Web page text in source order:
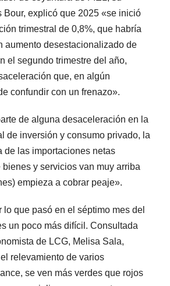
Bour, explicó que 2025 «se inició
trimestral de 0,8%, que habría
aumento desestacionalizado de
el segundo trimestre del año,
que, en algún
confundir con un frenazo».
de alguna desaceleración en la
de inversión y consumo privado, la
de las importaciones netas
bienes y servicios van muy arriba
empieza a cobrar peaje».
lo que pasó en el séptimo mes del
un poco más difícil. Consultada
de LCG, Melisa Sala,
relevamiento de varios
se ven más verdes que rojos